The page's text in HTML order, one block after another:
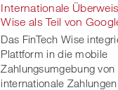
Internationale
Wise als Teil von
Das FinTech Wise
Plattform in die mobile
Zahlungsumgebung von
internationale